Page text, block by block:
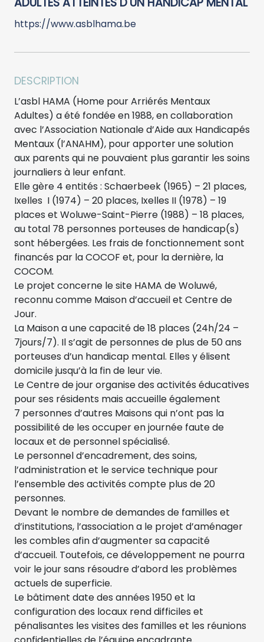
https://www.asblhama.be
DESCRIPTION
L’asbl HAMA (Home pour Arriérés Mentaux
Adultes) a été fondée en 1988, en collaboration
avec l’Association Nationale d’Aide aux Handicapés
Mentaux (l’ANAHM), pour apporter une solution
aux parents qui ne pouvaient plus garantir les soins
journaliers à leur enfant.
Elle gère 4 entités : Schaerbeek (1965) – 21 places,
Ixelles I (1974) – 20 places, Ixelles II (1978) – 19
places et Woluwe-Saint-Pierre (1988) – 18 places,
au total 78 personnes porteuses de handicap(s)
sont hébergées. Les frais de fonctionnement sont
financés par la COCOF et, pour la dernière, la
COCOM.
Le projet concerne le site HAMA de Woluwé,
reconnu comme Maison d’accueil et Centre de
Jour.
La Maison a une capacité de 18 places (24h/24 –
7jours/7). Il s’agit de personnes de plus de 50 ans
porteuses d’un handicap mental. Elles y élisent
domicile jusqu’à la fin de leur vie.
Le Centre de jour organise des activités éducatives
pour ses résidents mais accueille également
7 personnes d’autres Maisons qui n’ont pas la
possibilité de les occuper en journée faute de
locaux et de personnel spécialisé.
Le personnel d’encadrement, des soins,
l’administration et le service technique pour
l’ensemble des activités compte plus de 20
personnes.
Devant le nombre de demandes de familles et
d’institutions, l’association a le projet d’aménager
les combles afin d’augmenter sa capacité
d’accueil. Toutefois, ce développement ne pourra
voir le jour sans résoudre d’abord les problèmes
actuels de superficie.
Le bâtiment date des années 1950 et la
configuration des locaux rend difficiles et
pénalisantes les visites des familles et les réunions